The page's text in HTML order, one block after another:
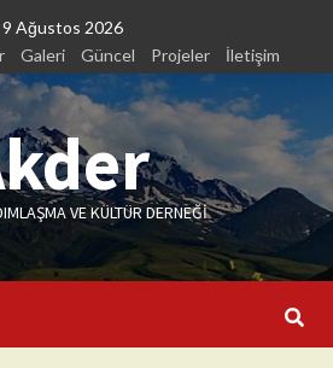
9 Ağustos 2026
Galeri Güncel Projeler İletişim
VE KÜLTÜR DERNEĞİ